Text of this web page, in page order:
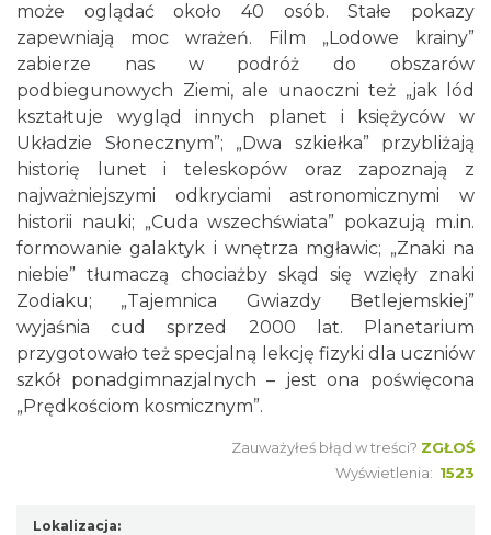
może oglądać około 40 osób. Stałe pokazy
zapewniają moc wrażeń. Film „Lodowe krainy”
zabierze nas w podróż do obszarów
podbiegunowych Ziemi, ale unaoczni też „jak lód
kształtuje wygląd innych planet i księżyców w
Układzie Słonecznym”; „Dwa szkiełka” przybliżają
historię lunet i teleskopów oraz zapoznają z
najważniejszymi odkryciami astronomicznymi w
historii nauki; „Cuda wszechświata” pokazują m.in.
formowanie galaktyk i wnętrza mgławic; „Znaki na
niebie” tłumaczą chociażby skąd się wzięły znaki
Zodiaku; „Tajemnica Gwiazdy Betlejemskiej”
wyjaśnia cud sprzed 2000 lat. Planetarium
przygotowało też specjalną lekcję fizyki dla uczniów
szkół ponadgimnazjalnych – jest ona poświęcona
„Prędkościom kosmicznym”.
Zauważyłeś błąd w treści? ZGŁOŚ
Wyświetlenia: 1523
Lokalizacja: